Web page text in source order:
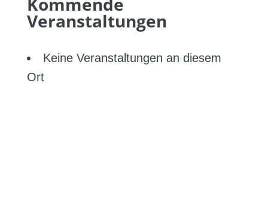
Veranstaltungen
Keine Veranstaltungen an diesem
Ort